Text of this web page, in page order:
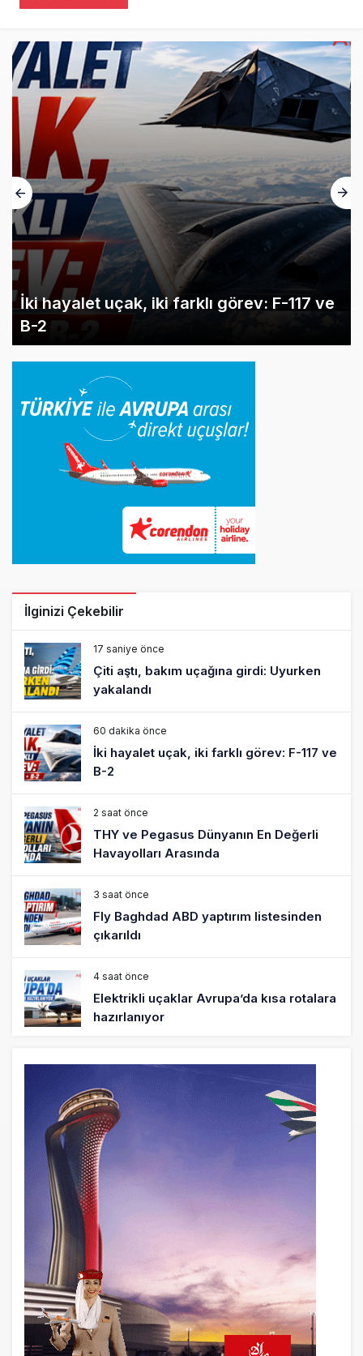
İki hayalet uçak, iki farklı görev: F-117 ve
B-2
İlginizi Çekebilir
17 saniye önce
Çiti aştı, bakım uçağına girdi: Uyurken
yakalandı
60 dakika önce
İki hayalet uçak, iki farklı görev: F-117 ve
B-2
2 saat önce
THY ve Pegasus Dünyanın En Değerli
Havayolları Arasında
3 saat önce
Fly Baghdad ABD yaptırım listesinden
çıkarıldı
4 saat önce
Elektrikli uçaklar Avrupa’da kısa rotalara
hazırlanıyor
Trump’ı taşıyan Marine One, yolcu
uçağına fazla yaklaştı
5 saat önce
Emirates A380 yolcu rahatsızlanınca
İstanbul’a indi
6 saat önce
Emirates’in reddettiği 10 Boeing 777X
için United kararı
6 saat önce
DHL uçağı havada cisimle çarpıştı,
havalimanında patlayıcı drone bulundu